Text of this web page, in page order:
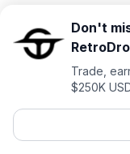
Don't
Trade,
$250K